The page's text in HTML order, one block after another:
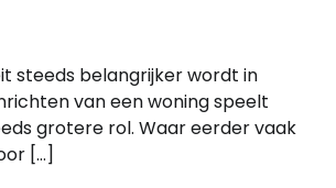
steeds belangrijker wordt in
van een woning speelt
grotere rol. Waar eerder vaak
[…]